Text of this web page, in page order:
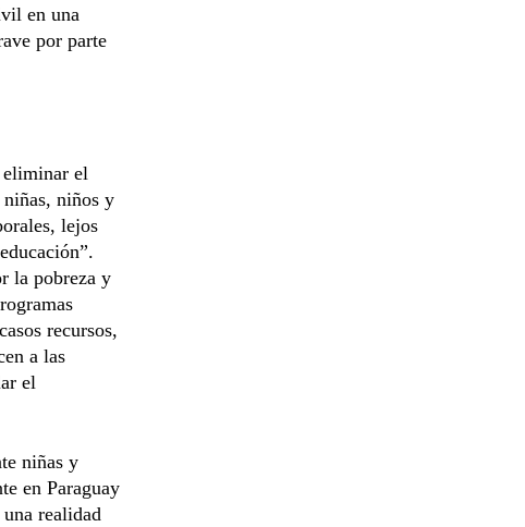
en una
por parte
eliminar el
niñas, niños y
lejos
la pobreza y
recursos,
a las
el
niñas y
en Paraguay
realidad